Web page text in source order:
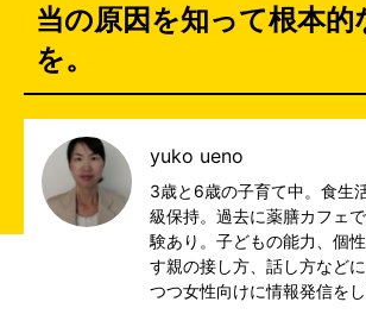
当の原因を知って根本的
を。
yuko ueno
3歳と6歳の子育て中。食生
級保持。過去に薬膳カフェ
験あり。子どもの能力、個
す親の接し方、話し方など
つつ女性向けに情報発信をし